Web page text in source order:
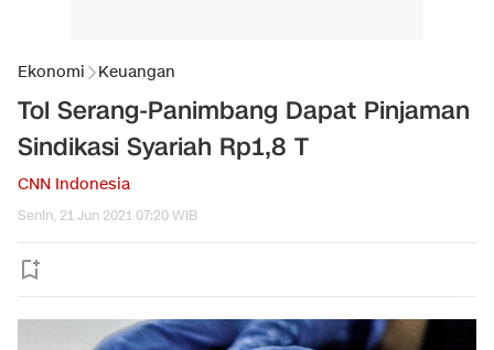
Ekonomi Keuangan
Tol Serang-Panimbang Dapat Pinjaman
Sindikasi Syariah Rp1,8 T
CNN Indonesia
Senin, 21 Jun 2021 07:20 WIB